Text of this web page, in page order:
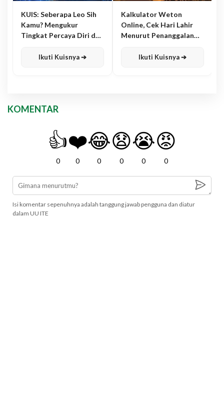
KUIS: Seberapa Leo Sih
Kamu? Mengukur
Tingkat Percaya Diri dan
Ikuti Kuisnya ➔
Kalkulator Weton
Online, Cek Hari Lahir
Menurut Penanggalan
Ikuti Kuisnya ➔
KOMENTAR
👍
0
❤️
0
😂
0
😧
0
😭
0
😡
0
Isi komentar sepenuhnya adalah tanggung jawab pengguna dan diatur
dalam UU ITE